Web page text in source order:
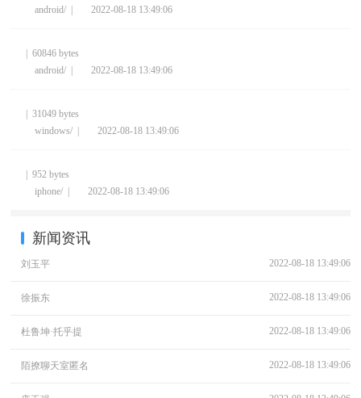
android/ |
2022-08-18 13:49:06
| 60846 bytes
android/ |
2022-08-18 13:49:06
| 31049 bytes
windows/ |
2022-08-18 13:49:06
| 952 bytes
iphone/ |
2022-08-18 13:49:06
新闻资讯
刘玉平 2022-08-18 13:49:06
徐振东 2022-08-18 13:49:06
杜鲁坤·托乎提 2022-08-18 13:49:06
陌撩聊天室匿名 2022-08-18 13:49:06